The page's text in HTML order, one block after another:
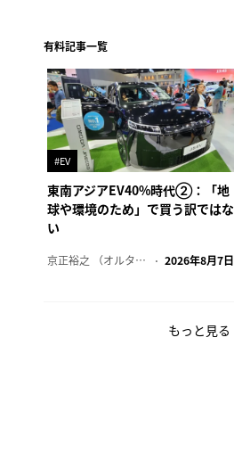
有料記事一覧
#EV
東南アジアEV40%時代②：「地
球や環境のため」で買う訳ではな
い
京正裕之 （オルタナ副編集長） 2026年8月7日
もっと見る